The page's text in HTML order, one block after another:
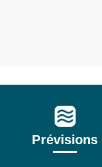
Prévisions